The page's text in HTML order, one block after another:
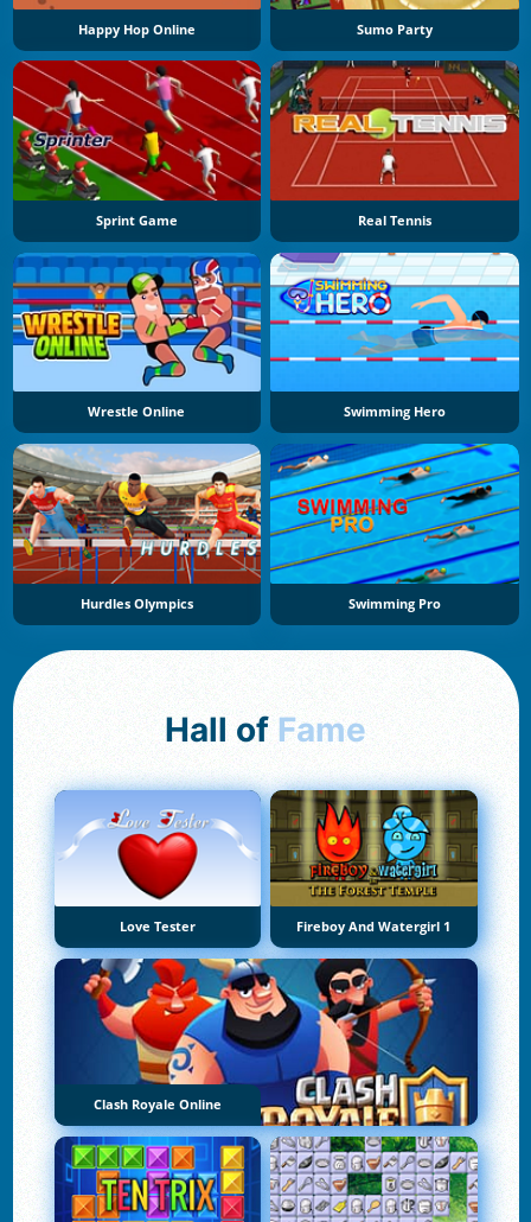
Happy Hop Online Sumo Party
Sprint Game Real Tennis
Wrestle Online Swimming Hero
Hurdles Olympics Swimming Pro
Hall of Fame
Love Tester Fireboy And Watergirl 1
Clash Royale Online